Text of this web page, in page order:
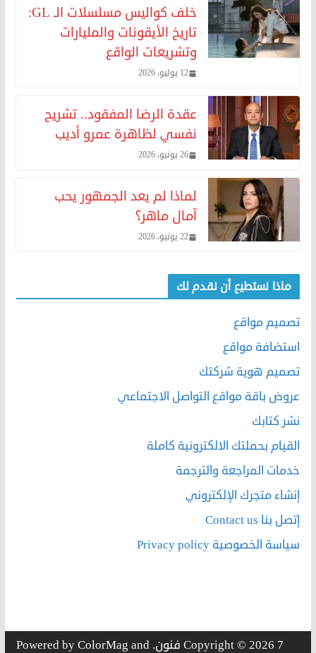
خلف كواليس مسلسلات الـ GL:
تاريخ الأيقونات والمليارات
وتشريعات الواقع
12 يوليو، 2026
عقدة الرضا المفقود.. تشريح
نفسي لظاهرة عمرو أديب
26 يونيو، 2026
لماذا لم يعد الجمهور يحب
آمال ماهر؟
22 يونيو، 2026
ماذا نستطيع أن نقدم لك
تصميم مواقع
استضافة مواقع
تصميم هوية شركتك
عروض باقة مواقع التواصل الاجتماعي
نشر كتابك
القيام بحملتك الالكترونية كاملة
خدمات المراجعة والترجمة
إنشاء متجرك الإلكتروني
إتصل بنا Contact us
سياسة الخصوصية Privacy policy
Copyright © 2026 7 فنون . Powered by
ColorMag and